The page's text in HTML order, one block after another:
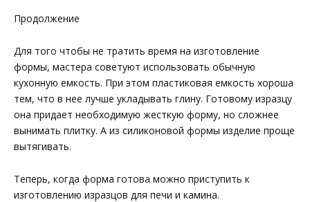
Продолжение
Для того чтобы не тратить время на изготовление
формы, мастера советуют использовать обычную
кухонную емкость. При этом пластиковая емкость хороша
тем, что в нее лучше укладывать глину. Готовому изразцу
она придает необходимую жесткую форму, но сложнее
вынимать плитку. А из силиконовой формы изделие проще
вытягивать.
Теперь, когда форма готова можно приступить к
изготовлению изразцов для печи и камина.